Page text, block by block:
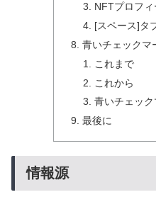
NFTプロフ
[スペース]タ
青いチェックマ
これまで
これから
青いチェッ
最後に
情報源